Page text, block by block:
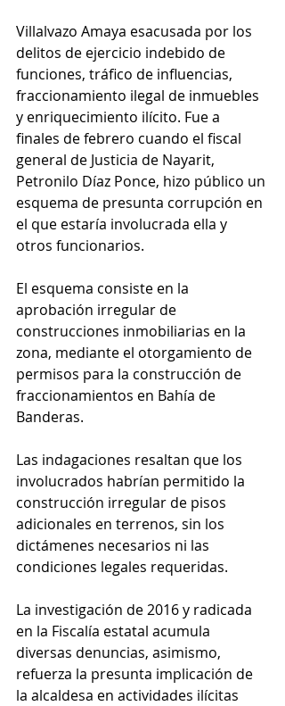
Villalvazo Amaya esacusada por los
delitos de ejercicio indebido de
funciones, tráfico de influencias,
fraccionamiento ilegal de inmuebles
y enriquecimiento ilícito. Fue a
finales de febrero cuando el fiscal
general de Justicia de Nayarit,
Petronilo Díaz Ponce, hizo público un
esquema de presunta corrupción en
el que estaría involucrada ella y
otros funcionarios.
El esquema consiste en la
aprobación irregular de
construcciones inmobiliarias en la
zona, mediante el otorgamiento de
permisos para la construcción de
fraccionamientos en Bahía de
Banderas.
Las indagaciones resaltan que los
involucrados habrían permitido la
construcción irregular de pisos
adicionales en terrenos, sin los
dictámenes necesarios ni las
condiciones legales requeridas.
La investigación de 2016 y radicada
en la Fiscalía estatal acumula
diversas denuncias, asimismo,
refuerza la presunta implicación de
la alcaldesa en actividades ilícitas